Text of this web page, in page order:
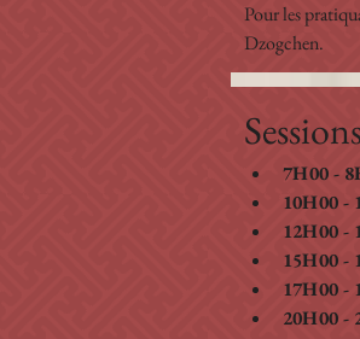
Pour les
Dzogchen.
7H00 -
10H00 -
12H00 -
15H00 -
17H00 -
20H00 -